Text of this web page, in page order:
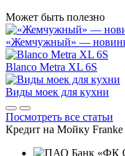
Может быть полезно
«Жемчужный» —
Blanco Metra XL 6S
Виды моек для кухни
Посмотреть все статьи
Кредит на Мойку Franke